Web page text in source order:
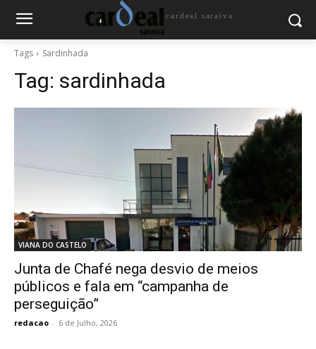
cardeal saraiva
Tags Sardinhada
Tag: sardinhada
VIANA DO CASTELO
Junta de Chafé nega desvio de meios
públicos e fala em “campanha de
perseguição”
redacao - 6 de Julho, 2026